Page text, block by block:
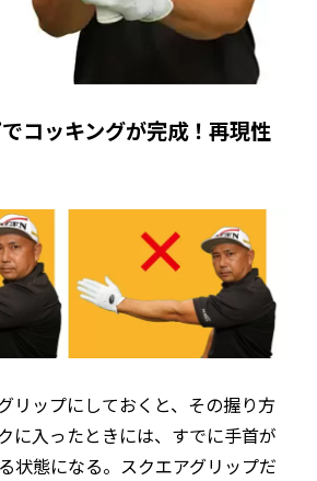
コッキングが完成！再現性
リップにしておくと、その握り方
に入ったときには、すでに手首が
状態になる。スクエアグリップだ